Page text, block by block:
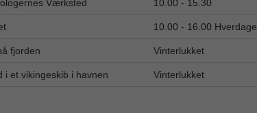
Værksted 10.00 - 15.30
10.00 - 16.00 Hverdage
fjorden Vinterlukket
i et vikingeskib i havnen Vinterlukket